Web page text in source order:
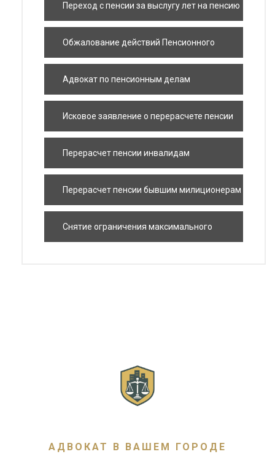
Переход с пенсии за выслугу лет на пенсию
по возрасту
Обжалование действий Пенсионного
Адвокат по пенсионным делам
Исковое заявление о перерасчете пенсии
Перерасчет пенсии инвалидам
Чернобыльской катастрофы
Перерасчет пенсии бывшим милиционерам
Снятие ограничения максимального
АДВОКАТ В ВАШЕМ ГОРОДЕ